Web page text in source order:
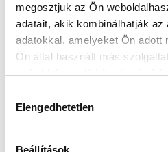
megosztjuk az Ön
adatait, akik kombinálhatják az
adatokkal, amelyeket Ön adott
Ön által használt más
weboldalon való böngészés
kiválasztása
Elengedhetetlen
Beállítások
KÉPGALÉRIA: MTK BUDAPEST
AKADÉMIA U19 | 3-1